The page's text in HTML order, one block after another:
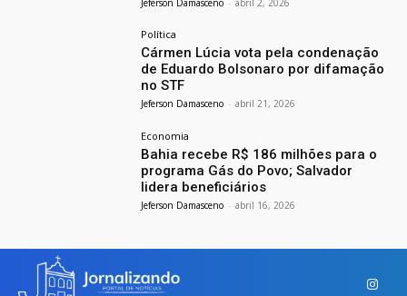
Política
Cármen Lúcia vota pela condenação
de Eduardo Bolsonaro por difamação
no STF
Jeferson Damasceno - abril 21, 2026
Economia
Bahia recebe R$ 186 milhões para o
programa Gás do Povo; Salvador
lidera beneficiários
Jeferson Damasceno - abril 16, 2026